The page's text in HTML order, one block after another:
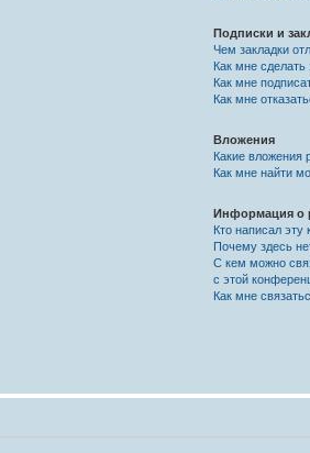
Подписки и
Чем закладки
Как мне
Как мне
Как мне
Вложения
Какие вложения
Как мне найти
Информация о
Кто написал
Почему здесь
С кем можно
с этой
Как мне